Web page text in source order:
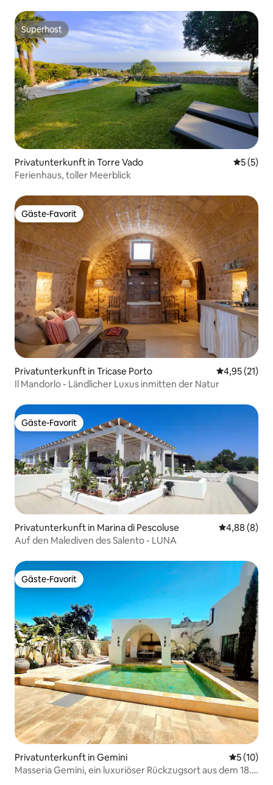
Superhost
Superhost
Privatunterkunft in Torre Vado
5 (5)
Ferienhaus, toller Meerblick
Gäste-Favorit
Gäste-Favorit
Privatunterkunft in Tricase Porto
4,95 (21)
Il Mandorlo - Ländlicher Luxus inmitten der Natur
Gäste-Favorit
Gäste-Favorit
Privatunterkunft in Marina di Pescoluse
4,88 (8)
Auf den Malediven des Salento - LUNA
Gäste-Favorit
Gäste-Favorit
Privatunterkunft in Gemini
5 (10)
Masseria Gemini, ein luxuriöser Rückzugsort aus dem 18.